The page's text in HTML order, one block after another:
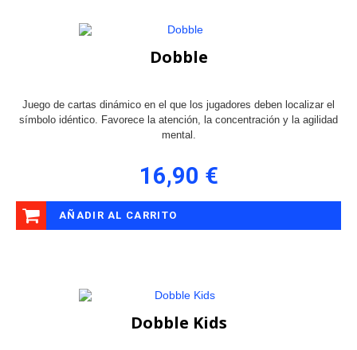
Dobble
Juego de cartas dinámico en el que los jugadores deben localizar el
símbolo idéntico. Favorece la atención, la concentración y la agilidad
mental.
16,90 €
AÑADIR AL CARRITO
Dobble Kids